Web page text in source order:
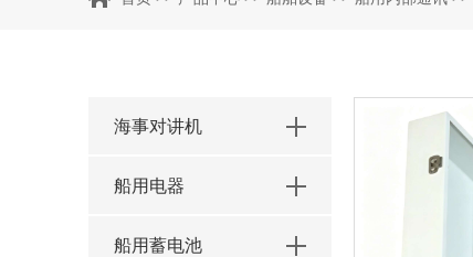
海事对讲机
船用电器
船用蓄电池